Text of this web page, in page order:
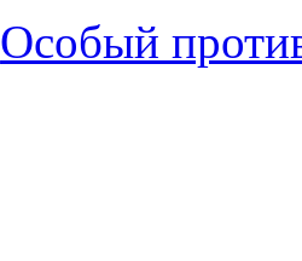
Особый